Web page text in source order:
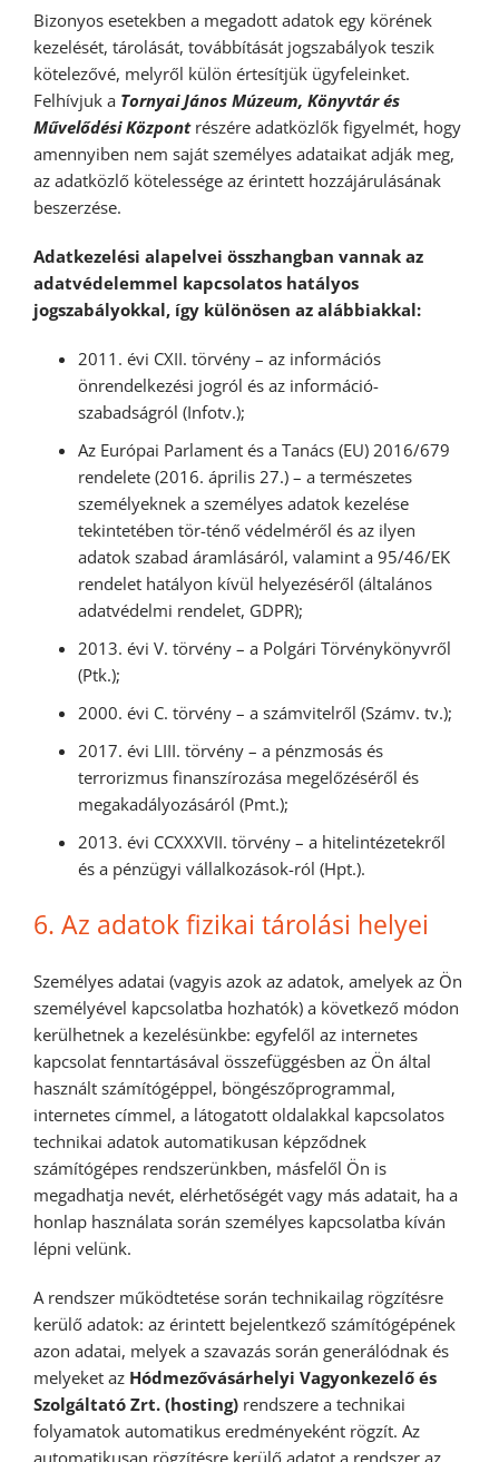
Bizonyos esetekben a megadott adatok egy körének
kezelését, tárolását, továbbítását jogszabályok teszik
kötelezővé, melyről külön értesítjük ügyfeleinket.
Felhívjuk a Tornyai János Múzeum, Könyvtár és
Művelődési Központrészére adatközlők figyelmét, hogy
amennyiben nem saját személyes adataikat adják meg,
az adatközlő kötelessége az érintett hozzájárulásának
beszerzése.
Adatkezelési alapelvei összhangban vannak az
adatvédelemmel kapcsolatos hatályos
jogszabályokkal, így különösen az alábbiakkal:
2011. évi CXII. törvény – az információs
önrendelkezési jogról és az információ-
szabadságról (Infotv.);
Az Európai Parlament és a Tanács (EU) 2016/679
rendelete (2016. április 27.) – a természetes
személyeknek a személyes adatok kezelése
tekintetében tör-ténő védelméről és az ilyen
adatok szabad áramlásáról, valamint a 95/46/EK
rendelet hatályon kívül helyezéséről (általános
adatvédelmi rendelet, GDPR);
2013. évi V. törvény – a Polgári Törvénykönyvről
(Ptk.);
2000. évi C. törvény – a számvitelről (Számv. tv.);
2017. évi LIII. törvény – a pénzmosás és
terrorizmus finanszírozása megelőzéséről és
megakadályozásáról (Pmt.);
2013. évi CCXXXVII. törvény – a hitelintézetekről
és a pénzügyi vállalkozások-ról (Hpt.).
6. Az adatok fizikai tárolási helyei
Személyes adatai (vagyis azok az adatok, amelyek az Ön
személyével kapcsolatba hozhatók) a következő módon
kerülhetnek a kezelésünkbe: egyfelől az internetes
kapcsolat fenntartásával összefüggésben az Ön által
használt számítógéppel, böngészőprogrammal,
internetes címmel, a látogatott oldalakkal kapcsolatos
technikai adatok automatikusan képződnek
számítógépes rendszerünkben, másfelől Ön is
megadhatja nevét, elérhetőségét vagy más adatait, ha a
honlap használata során személyes kapcsolatba kíván
lépni velünk.
A rendszer működtetése során technikailag rögzítésre
kerülő adatok: az érintett bejelentkező számítógépének
azon adatai, melyek a szavazás során generálódnak és
melyeket az Hódmezővásárhelyi Vagyonkezelő és
Szolgáltató Zrt. (hosting)rendszere a technikai
folyamatok automatikus eredményeként rögzít. Az